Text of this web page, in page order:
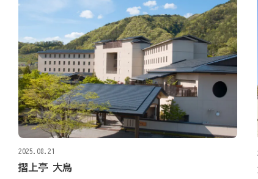
2025.08.21
摺上亭 大鳥